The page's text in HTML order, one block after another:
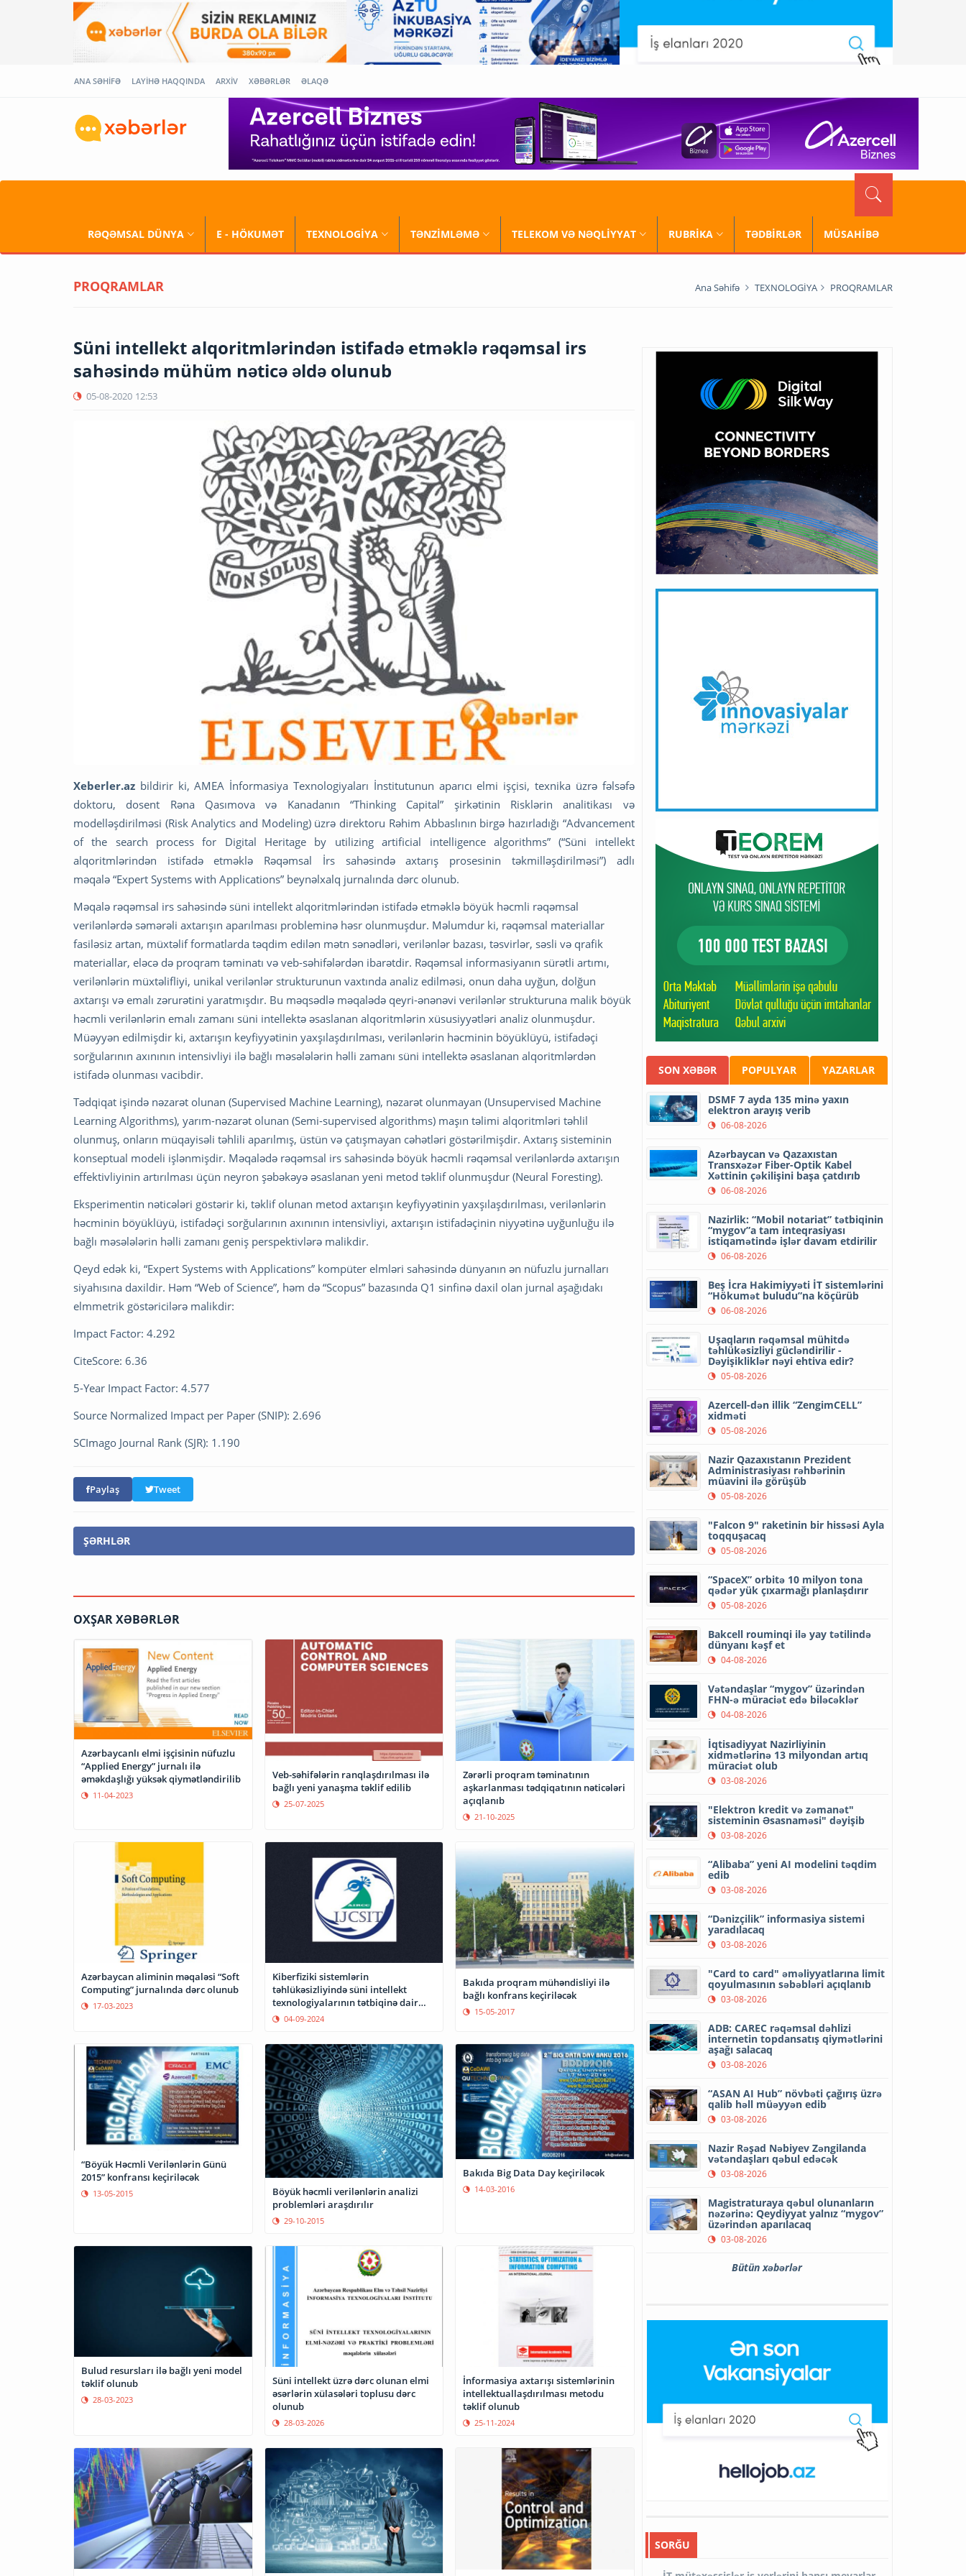
ANA SƏHİFƏ LAYİHƏ HAQQINDA ARXİV XƏBƏRLƏR ƏLAQƏ
RƏQƏMSAL DÜNYA E - HÖKUMƏT TEXNOLOGİYA TƏNZİMLƏMƏ TELEKOM VƏ NƏQLİYYAT RUBRİKA TƏDBİRLƏR MÜSAHİBƏ
PROQRAMLAR Ana Səhifə TEXNOLOGİYA PROQRAMLAR
Süni intellekt alqoritmlərindən istifadə etməklə rəqəmsal irs
sahəsində mühüm nəticə əldə olunub
05-08-2020 12:53
Xeberler.az bildirir ki, AMEA İnformasiya Texnologiyaları İnstitutunun aparıcı elmi işçisi, texnika üzrə fəlsəfə
doktoru, dosent Rəna Qasımova və Kanadanın “Thinking Capital” şirkətinin Risklərin analitikası və
modelləşdirilməsi (Risk Analytics and Modeling) üzrə direktoru Rəhim Abbaslının birgə hazırladığı “Advancement
of the search process for Digital Heritage by utilizing artificial intelligence algorithms” (“Süni intellekt
alqoritmlərindən istifadə etməklə Rəqəmsal İrs sahəsində axtarış prosesinin təkmilləşdirilməsi”) adlı
məqalə “Expert Systems with Applications” beynəlxalq jurnalında dərc olunub.
Məqalə rəqəmsal irs sahəsində süni intellekt alqoritmlərindən istifadə etməklə böyük həcmli rəqəmsal
verilənlərdə səmərəli axtarışın aparılması probleminə həsr olunmuşdur. Məlumdur ki, rəqəmsal materiallar
fasiləsiz artan, müxtəlif formatlarda təqdim edilən mətn sənədləri, verilənlər bazası, təsvirlər, səsli və qrafik
materiallar, eləcə də proqram təminatı və veb-səhifələrdən ibarətdir. Rəqəmsal informasiyanın sürətli artımı,
verilənlərin müxtəlifliyi, unikal verilənlər strukturunun vaxtında analiz edilməsi, onun daha uyğun, dolğun
axtarışı və emalı zərurətini yaratmışdır. Bu məqsədlə məqalədə qeyri-ənənəvi verilənlər strukturuna malik böyük
həcmli verilənlərin emalı zamanı süni intellektə əsaslanan alqoritmlərin xüsusiyyətləri analiz olunmuşdur.
Müəyyən edilmişdir ki, axtarışın keyfiyyətinin yaxşılaşdırılması, verilənlərin həcminin böyüklüyü, istifadəçi
sorğularının axınının intensivliyi ilə bağlı məsələlərin həlli zamanı süni intellektə əsaslanan alqoritmlərdən
istifadə olunması vacibdir.
Tədqiqat işində nəzarət olunan (Supervised Machine Learning), nəzarət olunmayan (Unsupervised Machine
Learning Algorithms), yarım-nəzarət olunan (Semi-supervised algorithms) maşın təlimi alqoritmləri təhlil
olunmuş, onların müqayisəli təhlili aparılmış, üstün və çatışmayan cəhətləri göstərilmişdir. Axtarış sisteminin
konseptual modeli işlənmişdir. Məqalədə rəqəmsal irs sahəsində böyük həcmli rəqəmsal verilənlərdə axtarışın
effektivliyinin artırılması üçün neyron şəbəkəyə əsaslanan yeni metod təklif olunmuşdur (Neural Foresting).
Eksperimentin nəticələri göstərir ki, təklif olunan metod axtarışın keyfiyyətinin yaxşılaşdırılması, verilənlərin
həcminin böyüklüyü, istifadəçi sorğularının axınının intensivliyi, axtarışın istifadəçinin niyyətinə uyğunluğu ilə
bağlı məsələlərin həlli zamanı geniş perspektivlərə malikdir.
Qeyd edək ki, “Expert Systems with Applications” kompüter elmləri sahəsində dünyanın ən nüfuzlu jurnalları
siyahısına daxildir. Həm “Web of Science”, həm də “Scopus” bazasında Q1 sinfinə daxil olan jurnal aşağıdakı
elmmetrik göstəricilərə malikdir:
Impact Factor: 4.292
CiteScore: 6.36
5-Year Impact Factor: 4.577
Source Normalized Impact per Paper (SNIP): 2.696
SCImago Journal Rank (SJR): 1.190
Paylaş Tweet
ŞƏRHLƏR
OXŞAR XƏBƏRLƏR
Azərbaycanlı elmi işçisinin nüfuzlu
“Applied Energy” jurnalı ilə
əməkdaşlığı yüksək qiymətləndirilib
11-04-2023
Veb-səhifələrin ranqlaşdırılması ilə
bağlı yeni yanaşma təklif edilib
25-07-2025
Zərərli proqram təminatının
aşkarlanması tədqiqatının nəticələri
açıqlanıb
21-10-2025
Azərbaycan aliminin məqaləsi “Soft
Computing” jurnalında dərc olunub
17-03-2023
Kiberfiziki sistemlərin
təhlükəsizliyində süni intellekt
texnologiyalarının tətbiqinə dair
tədqiqat aparılıb
04-09-2024
Bakıda proqram mühəndisliyi ilə
bağlı konfrans keçiriləcək
15-05-2017
“Böyük Həcmli Verilənlərin Günü
2015” konfransı keçiriləcək
13-05-2015
Böyük həcmli verilənlərin analizi
problemləri araşdırılır
29-10-2015
Bakıda Big Data Day keçiriləcək
14-03-2016
Bulud resursları ilə bağlı yeni model
təklif olunub
28-03-2023
Süni intellekt üzrə dərc olunan elmi
əsərlərin xülasələri toplusu dərc
olunub
28-03-2026
İnformasiya axtarışı sistemlərinin
intellektuallaşdırılması metodu
təklif olunub
25-11-2024
SON XƏBƏR POPULYAR YAZARLAR
DSMF 7 ayda 135 minə yaxın
elektron arayış verib
06-08-2026
Azərbaycan və Qazaxıstan
Transxəzər Fiber-Optik Kabel
Xəttinin çəkilişini başa çatdırıb
06-08-2026
Nazirlik: “Mobil notariat” tətbiqinin
“mygov”a tam inteqrasiyası
istiqamətində işlər davam etdirilir
06-08-2026
Beş İcra Hakimiyyəti İT sistemlərini
“Hökumət buludu”na köçürüb
06-08-2026
Uşaqların rəqəmsal mühitdə
təhlükəsizliyi gücləndirilir -
Dəyişikliklər nəyi ehtiva edir?
05-08-2026
Azercell-dən illik “ZengimCELL”
xidməti
05-08-2026
Nazir Qazaxıstanın Prezident
Administrasiyası rəhbərinin
müavini ilə görüşüb
05-08-2026
"Falcon 9" raketinin bir hissəsi Ayla
toqquşacaq
05-08-2026
“SpaceX” orbitə 10 milyon tona
qədər yük çıxarmağı planlaşdırır
05-08-2026
Bakcell rouminqi ilə yay tətilində
dünyanı kəşf et
04-08-2026
Vətəndaşlar “mygov” üzərindən
FHN-ə müraciət edə biləcəklər
04-08-2026
İqtisadiyyat Nazirliyinin
xidmətlərinə 13 milyondan artıq
müraciət olub
03-08-2026
"Elektron kredit və zəmanət"
sisteminin Əsasnaməsi" dəyişib
03-08-2026
“Alibaba” yeni AI modelini təqdim
edib
03-08-2026
“Dənizçilik” informasiya sistemi
yaradılacaq
03-08-2026
"Card to card" əməliyyatlarına limit
qoyulmasının səbəbləri açıqlanıb
03-08-2026
ADB: CAREC rəqəmsal dəhlizi
internetin topdansatış qiymətlərini
aşağı salacaq
03-08-2026
“ASAN AI Hub” növbəti çağırış üzrə
qalib həll müəyyən edib
03-08-2026
Nazir Rəşad Nəbiyev Zəngilanda
vətəndaşları qəbul edəcək
03-08-2026
Magistraturaya qəbul olunanların
nəzərinə: Qeydiyyat yalnız “mygov”
üzərindən aparılacaq
03-08-2026
Bütün xəbərlər
SORĞU